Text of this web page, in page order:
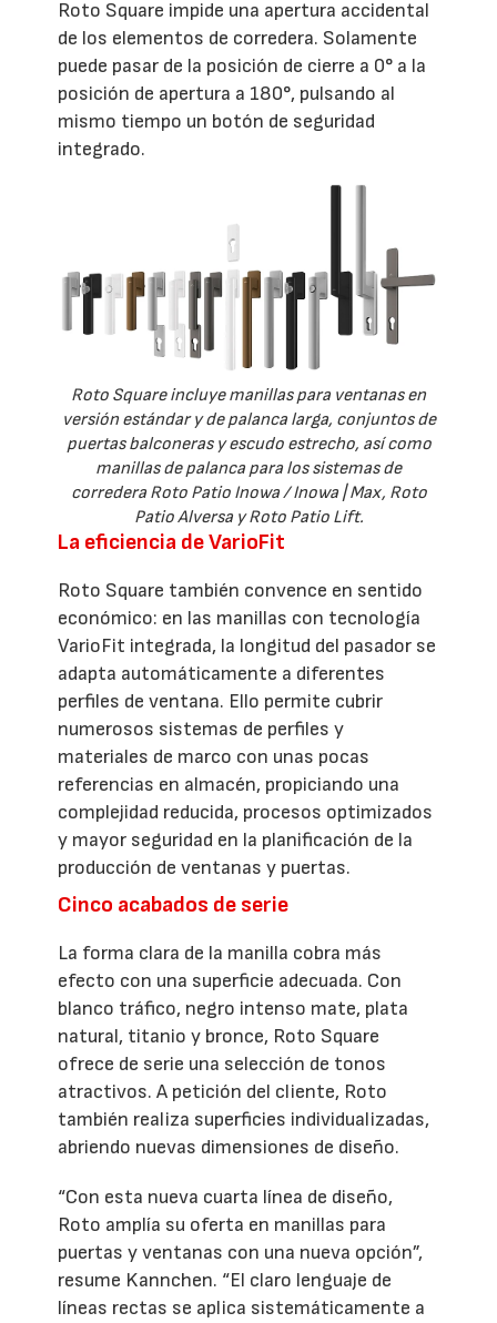
Roto Square impide una apertura accidental
de los elementos de corredera. Solamente
puede pasar de la posición de cierre a 0° a la
posición de apertura a 180°, pulsando al
mismo tiempo un botón de seguridad
integrado.
Roto Square incluye manillas para ventanas en
versión estándar y de palanca larga, conjuntos de
puertas balconeras y escudo estrecho, así como
manillas de palanca para los sistemas de
corredera Roto Patio Inowa / Inowa | Max, Roto
Patio Alversa y Roto Patio Lift.
La eficiencia de VarioFit
Roto Square también convence en sentido
económico: en las manillas con tecnología
VarioFit integrada, la longitud del pasador se
adapta automáticamente a diferentes
perfiles de ventana. Ello permite cubrir
numerosos sistemas de perfiles y
materiales de marco con unas pocas
referencias en almacén, propiciando una
complejidad reducida, procesos optimizados
y mayor seguridad en la planificación de la
producción de ventanas y puertas.
Cinco acabados de serie
La forma clara de la manilla cobra más
efecto con una superficie adecuada. Con
blanco tráfico, negro intenso mate, plata
natural, titanio y bronce, Roto Square
ofrece de serie una selección de tonos
atractivos. A petición del cliente, Roto
también realiza superficies individualizadas,
abriendo nuevas dimensiones de diseño.
“Con esta nueva cuarta línea de diseño,
Roto amplía su oferta en manillas para
puertas y ventanas con una nueva opción”,
resume Kannchen. “El claro lenguaje de
líneas rectas se aplica sistemáticamente a